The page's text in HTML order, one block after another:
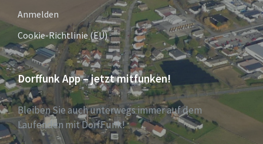
Anmelden
Cookie-Richtlinie (EU)
Dorffunk App – jetzt mitfunken!
Bleiben Sie auch unterwegs immer auf dem
Laufenden mit DorfFunk!